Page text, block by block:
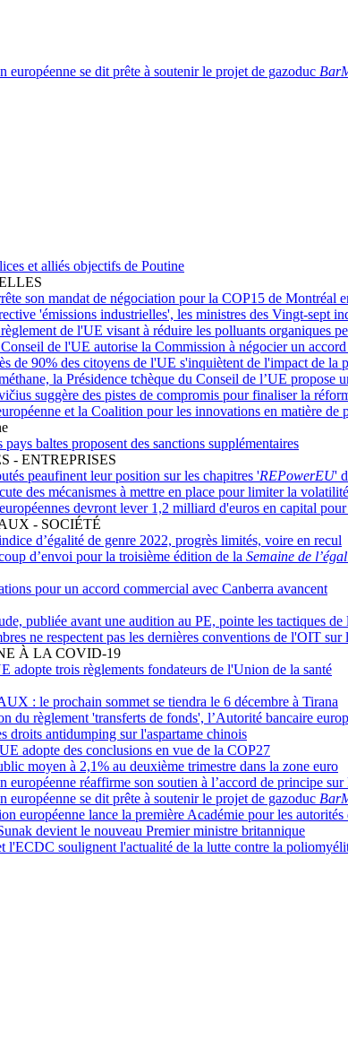
européenne se dit prête à soutenir le projet de gazoduc
et alliés objectifs de Poutine
son mandat de négociation pour la COP15 de Montréal
'émissions industrielles', les ministres des Vingt-sept
de l'UE visant à réduire les polluants organiques
de l'UE autorise la Commission à négocier un
de 90% des citoyens de l'UE s'inquiètent de l'impact de
la Présidence tchèque du Conseil de l’UE
suggère des pistes de compromis pour finaliser la
et la Coalition pour les innovations en matière
pays baltes proposent des sanctions supplémentaires
- ENTREPRISES
peaufinent leur position sur les chapitres 'REPowerEU'
des mécanismes à mettre en place pour limiter la
devront lever 1,2 milliard d'euros en capital
- SOCIÉTÉ
d’égalité de genre 2022, progrès limités, voire en recul
d’envoi pour la troisième édition de la Semaine de
pour un accord commercial avec Canberra avancent
publiée avant une audition au PE, pointe les tactiques
ne respectent pas les dernières conventions de l'OIT
À LA COVID-19
adopte trois règlements fondateurs de l'Union de la santé
: le prochain sommet se tiendra le 6 décembre à Tirana
du règlement 'transferts de fonds', l’Autorité bancaire
droits antidumping sur l'aspartame chinois
adopte des conclusions en vue de la COP27
moyen à 2,1% au deuxième trimestre dans la zone euro
européenne réaffirme son soutien à l’accord de principe
européenne se dit prête à soutenir le projet de gazoduc
européenne lance la première Académie pour les
devient le nouveau Premier ministre britannique
l'ECDC soulignent l'actualité de la lutte contre la